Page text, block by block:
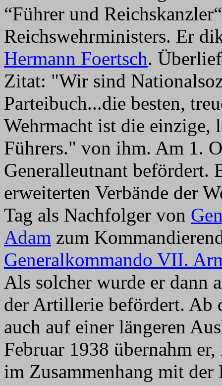
“Führer und
Reichswehrministers. Er
Hermann Foertsch.
Zitat: "Wir sind
Parteibuch...die besten,
Wehrmacht ist die einzige,
Führers." von ihm. Am 1.
Generalleutnant befördert.
erweiterten Verbände der
Tag als Nachfolger von
Adam zum
Generalkommando VII.
Als solcher wurde er dann
der Artillerie befördert. Ab
auch auf einer längeren
Februar 1938 übernahm
im Zusammenhang mit